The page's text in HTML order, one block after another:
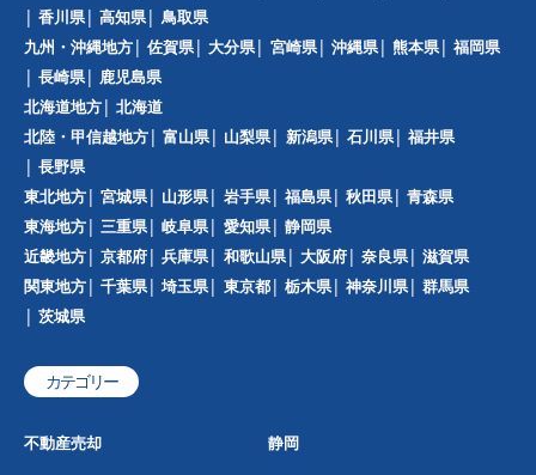
香川県
高知県
鳥取県
九州・沖縄地方
佐賀県 大分県 宮崎県 沖縄県 熊本県
福岡県
長崎県
鹿児島県
北海道地方
北海道
北陸・甲信越地方
富山県 山梨県 新潟県 石川県
福井県
長野県
東北地方
宮城県 山形県 岩手県 福島県 秋田県
青森県
東海地方
三重県 岐阜県 愛知県
静岡県
近畿地方
京都府 兵庫県 和歌山県 大阪府 奈良県
滋賀県
関東地方
千葉県 埼玉県 東京都 栃木県 神奈川県
群馬県
茨城県
カテゴリー
不動産売却 静岡